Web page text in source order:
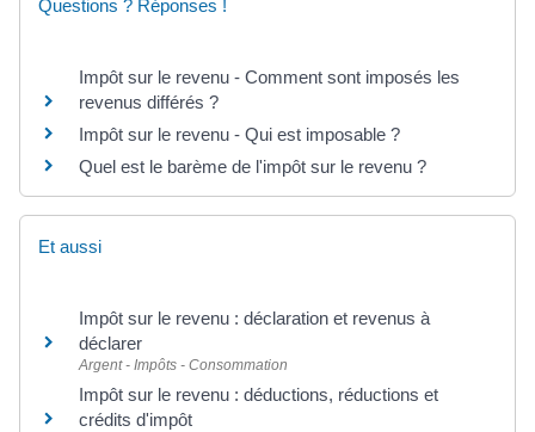
Questions ? Réponses !
Impôt sur le revenu - Comment sont imposés les
revenus différés ?
Impôt sur le revenu - Qui est imposable ?
Quel est le barème de l'impôt sur le revenu ?
Et aussi
Impôt sur le revenu : déclaration et revenus à
déclarer
Argent - Impôts - Consommation
Impôt sur le revenu : déductions, réductions et
crédits d'impôt